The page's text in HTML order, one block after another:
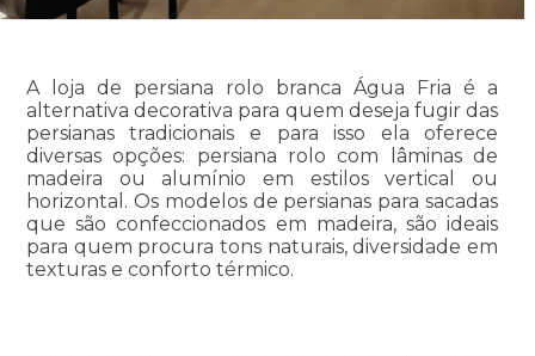
A loja de persiana rolo branca Água Fria é a
alternativa decorativa para quem deseja fugir das
persianas tradicionais e para isso ela oferece
diversas opções: persiana rolo com lâminas de
madeira ou alumínio em estilos vertical ou
horizontal. Os modelos de persianas para sacadas
que são confeccionados em madeira, são ideais
para quem procura tons naturais, diversidade em
texturas e conforto térmico.